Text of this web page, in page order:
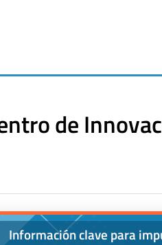
de
Información clave para